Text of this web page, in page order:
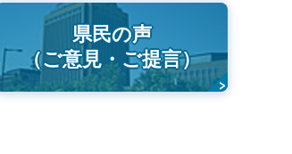
県民の声
（ご意見・ご提言）